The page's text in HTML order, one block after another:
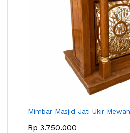
Mimbar Masjid Jati Ukir Mewah
Rp 3.750.000